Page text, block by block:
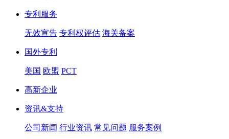
专利服务
无效宣告 专利权评估 海关备案
国外专利
美国 欧盟 PCT
高新企业
资讯&支持
公司新闻 行业资讯 常见问题 服务案例